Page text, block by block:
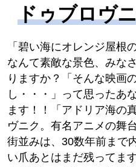
ドゥブロヴ
「碧い海にオレンジ屋根
なんて素敵な景色、みな
りますか？「そんな映画
し・・・」って思ったあ
ます！！「アドリア海の
ヴニク。有名アニメの舞
街並みは、30数年前まで
い爪あとはまだ残ってま